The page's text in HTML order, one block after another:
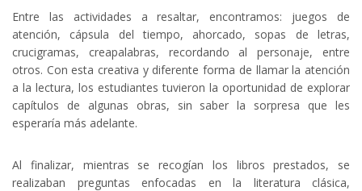
Entre las actividades a resaltar, encontramos: juegos de
atención, cápsula del tiempo, ahorcado, sopas de letras,
crucigramas, creapalabras, recordando al personaje, entre
otros. Con esta creativa y diferente forma de llamar la atención
a la lectura, los estudiantes tuvieron la oportunidad de explorar
capítulos de algunas obras, sin saber la sorpresa que les
esperaría más adelante.
Al finalizar, mientras se recogían los libros prestados, se
realizaban preguntas enfocadas en la literatura clásica,